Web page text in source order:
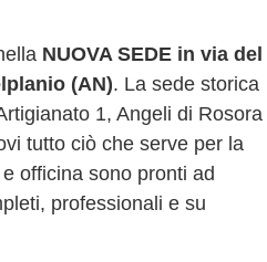
NUOVA SEDE in via del
(AN). La sede storica
1, Angeli di Rosora
tutto ciò che serve per la
officina sono pronti ad
professionali e su